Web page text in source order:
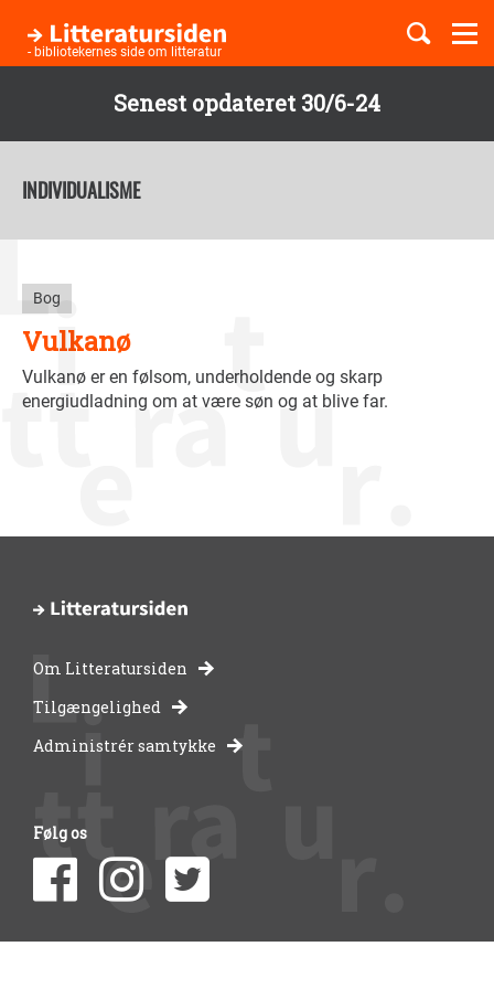
Senest opdateret 30/6-24
hovedindhold
- bibliotekernes side om litteratur
Børnebøger
INDIVIDUALISME
Bog
Vulkanø
Vulkanø er en følsom, underholdende og skarp
energiudladning om at være søn og at blive far.
-
bibliotekernes
side
om
litteratur
Om Litteratursiden
Tilgængelighed
Administrér samtykke
Følg os